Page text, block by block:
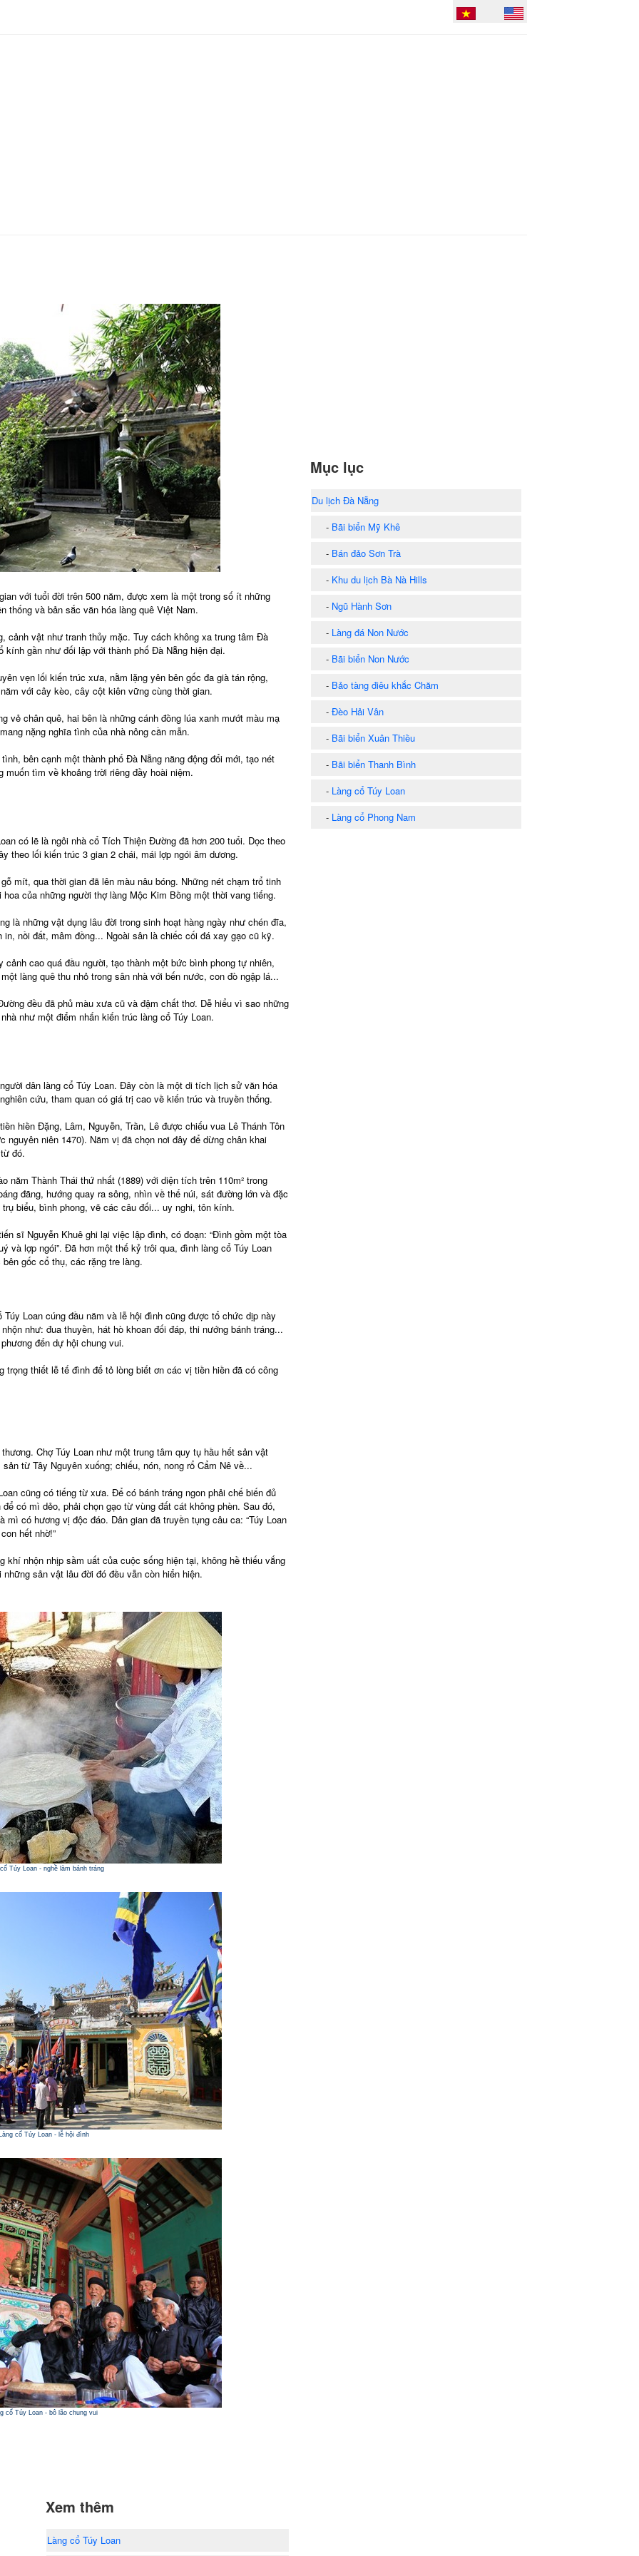
với tuổi đời trên 500 năm, được xem là một trong số ít những
thống và bản sắc văn hóa làng quê Việt Nam.
cảnh vật như tranh thủy mặc. Tuy cách không xa trung tâm Đà
gần như đối lập với thành phố Đà Nẵng hiện đại.
vẹn lối kiến trúc xưa, nằm lặng yên bên gốc đa già tán rộng,
với cây kèo, cây cột kiên vững cùng thời gian.
vẻ chân quê, hai bên là những cánh đồng lúa xanh mướt màu mạ
nặng nghĩa tình của nhà nông cần mẫn.
bên cạnh một thành phố Đà Nẵng năng động đổi mới, tạo nét
tìm về khoảng trời riêng đầy hoài niệm.
có lẽ là ngôi nhà cổ Tích Thiện Đường đã hơn 200 tuổi. Dọc theo
theo lối kiến trúc 3 gian 2 chái, mái lợp ngói âm dương.
mít, qua thời gian đã lên màu nâu bóng. Những nét chạm trổ tinh
của những người thợ làng Mộc Kim Bồng một thời vang tiếng.
là những vật dụng lâu đời trong sinh hoạt hàng ngày như chén đĩa,
nồi đất, mâm đồng... Ngoài sân là chiếc cối đá xay gạo cũ kỹ.
cao quá đầu người, tạo thành một bức bình phong tự nhiên,
làng quê thu nhỏ trong sân nhà với bến nước, con đò ngập lá...
đều đã phủ màu xưa cũ và đậm chất thơ. Dễ hiểu vì sao những
như một điểm nhấn kiến trúc làng cổ Túy Loan.
dân làng cổ Túy Loan. Đây còn là một di tích lịch sử văn hóa
cứu, tham quan có giá trị cao về kiến trúc và truyền thống.
hiền Đặng, Lâm, Nguyễn, Trần, Lê được chiếu vua Lê Thánh Tôn
niên 1470). Năm vị đã chọn nơi đây để dừng chân khai
đó.
Thành Thái thứ nhất (1889) với diện tích trên 110m² trong
đãng, hướng quay ra sông, nhìn về thế núi, sát đường lớn và đặc
biểu, bình phong, vẽ các câu đối... uy nghi, tôn kính.
sĩ Nguyễn Khuê ghi lại việc lập đình, có đoạn: “Đình gồm một tòa
và lợp ngói”. Đã hơn một thế kỷ trôi qua, đình làng cổ Túy Loan
gốc cổ thụ, các rặng tre làng.
Loan cúng đầu năm và lễ hội đình cũng được tổ chức dịp này
như: đua thuyền, hát hò khoan đối đáp, thi nướng bánh tráng...
đến dự hội chung vui.
trọng thiết lễ tế đình để tỏ lòng biết ơn các vị tiền hiền đã có công
Chợ Túy Loan như một trung tâm quy tụ hầu hết sản vật
từ Tây Nguyên xuống; chiếu, nón, nong rổ Cẩm Nê về...
cũng có tiếng từ xưa. Để có bánh tráng ngon phải chế biến đủ
có mì dẻo, phải chọn gạo từ vùng đất cát không phèn. Sau đó,
mì có hương vị độc đáo. Dân gian đã truyền tụng câu ca: “Túy Loan
hết nhờ!”
khí nhộn nhịp sầm uất của cuộc sống hiện tại, không hề thiếu vắng
sản vật lâu đời đó đều vẫn còn hiển hiện.
Túy Loan - nghề làm bánh tráng
cổ Túy Loan - lễ hội đình
cổ Túy Loan - bô lão chung vui
Xem thêm
Làng cổ Túy Loan
Mục lục
Du lịch Đà Nẵng
- Bãi biển Mỹ Khê
- Bán đảo Sơn Trà
- Khu du lịch Bà Nà Hills
- Ngũ Hành Sơn
- Làng đá Non Nước
- Bãi biển Non Nước
- Bảo tàng điêu khắc Chăm
- Đèo Hải Vân
- Bãi biển Xuân Thiều
- Bãi biển Thanh Bình
- Làng cổ Túy Loan
- Làng cổ Phong Nam